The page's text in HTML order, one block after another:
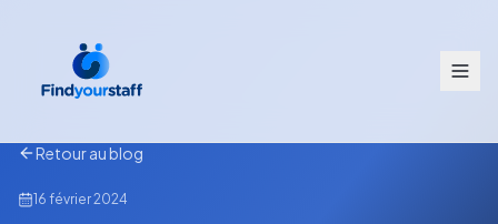
Retour au blog
16 février 2024